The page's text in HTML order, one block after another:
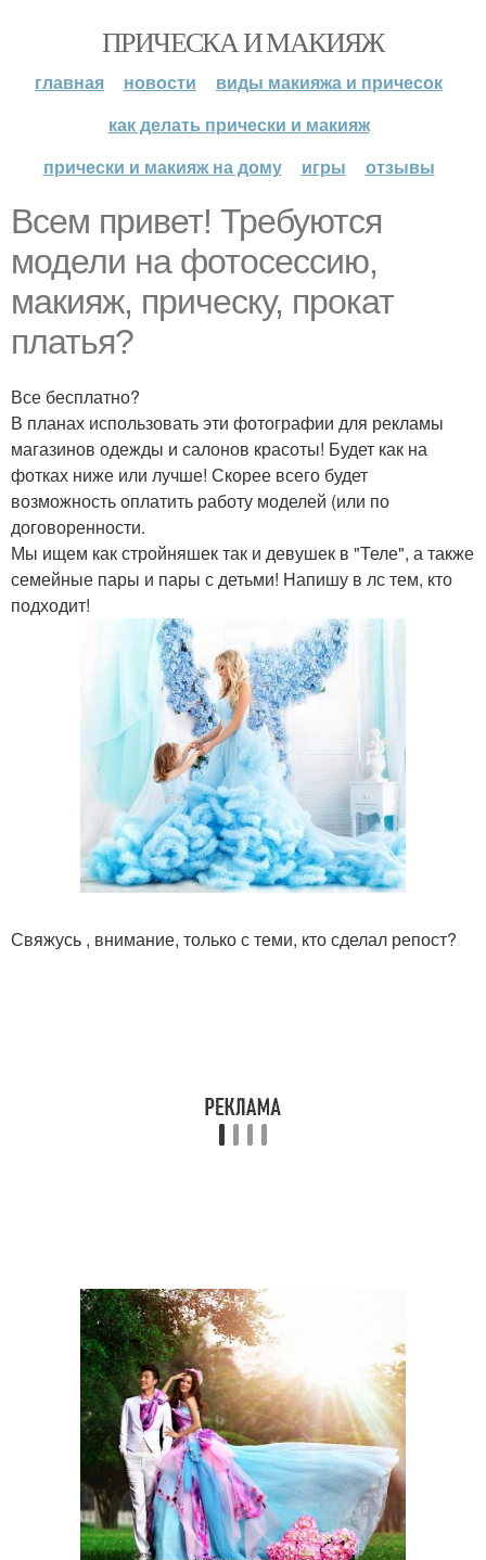
ПРИЧЕСКА И МАКИЯЖ
главная новости
виды макияжа и причесок
как делать прически и макияж
прически и макияж на дому
игры отзывы
Всем привет! Требуются
модели на фотосессию,
макияж, прическу, прокат
платья?
Все бесплатно?
В планах использовать эти фотографии для рекламы
магазинов одежды и салонов красоты! Будет как на
фотках ниже или лучше! Скорее всего будет
возможность оплатить работу моделей (или по
договоренности.
Мы ищем как стройняшек так и девушек в "Теле", а также
семейные пары и пары с детьми! Напишу в лс тем, кто
подходит!
Свяжусь , внимание, только с теми, кто сделал репост?